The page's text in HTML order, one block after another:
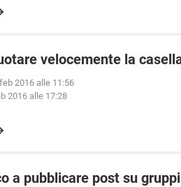
velocemente la
2016 alle 11:56
2016 alle 17:28
a pubblicare post su